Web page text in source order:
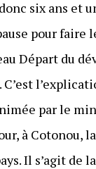
six ans et
pour faire
Départ du
par le
à Cotonou,
Il s’agit de